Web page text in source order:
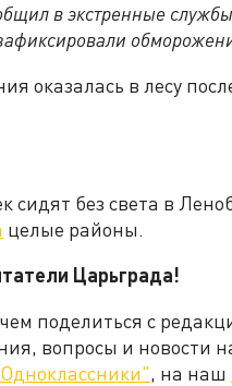
в экстренные службы,
оказалась в лесу
сидят без света в
целые районы.
Царьграда!
поделиться с
вопросы и новости
, на наш